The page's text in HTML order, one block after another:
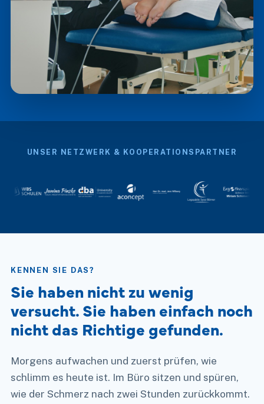
UNSER NETZWERK & KOOPERATIONSPARTNER
KENNEN SIE DAS?
Sie haben nicht zu wenig
versucht. Sie haben einfach noch
nicht das Richtige gefunden.
Morgens aufwachen und zuerst prüfen, wie
schlimm es heute ist. Im Büro sitzen und spüren,
wie der Schmerz nach zwei Stunden zurückkommt.